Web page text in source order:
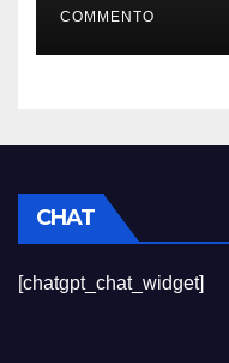
COMMENTO
CHAT
[chatgpt_chat_widget]